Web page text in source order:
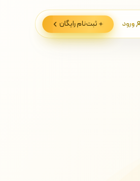
ورود ثبت‌نامرایگان